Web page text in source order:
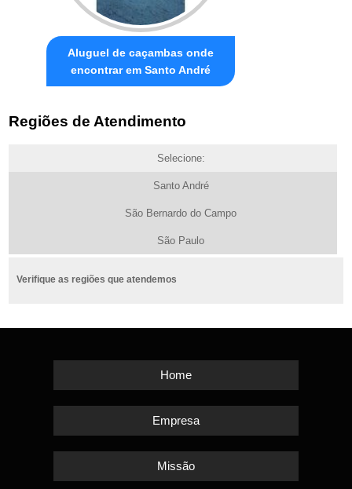
Aluguel de caçambas onde
encontrar em Santo André
Regiões de Atendimento
Selecione:
Santo André
São Bernardo do Campo
São Paulo
Verifique as regiões que atendemos
Home
Empresa
Missão